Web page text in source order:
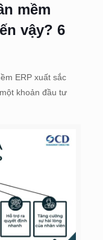
mềm
vậy? 6
ERP xuất sắc
khoản đầu tư